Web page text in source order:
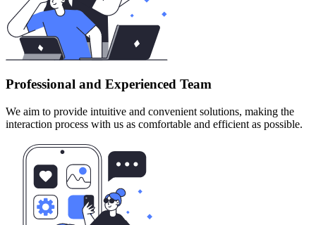
Professional and Experienced Team
We aim to provide intuitive and convenient solutions, making the
interaction process with us as comfortable and efficient as possible.